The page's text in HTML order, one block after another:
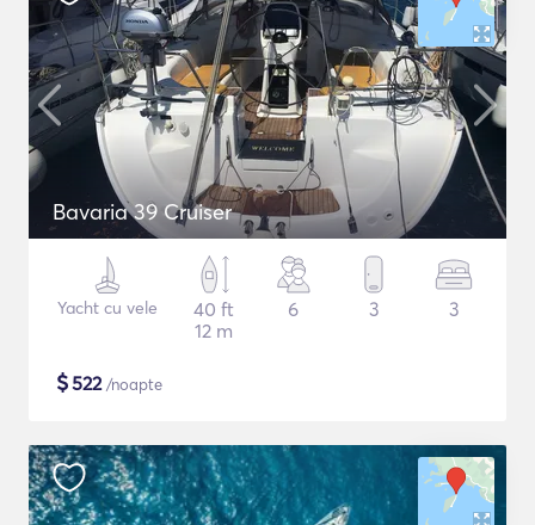
Bavaria 39 Cruiser
Yacht cu vele
40 ft
12 m
6 3 3
$522/noapte